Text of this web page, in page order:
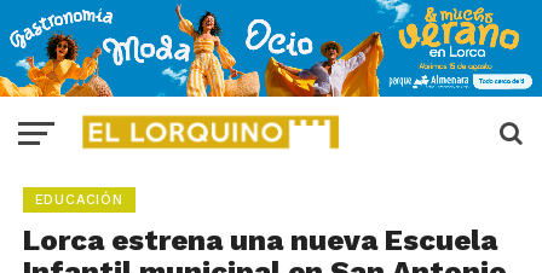
EDUCACIÓN
Lorca estrena una nueva Escuela